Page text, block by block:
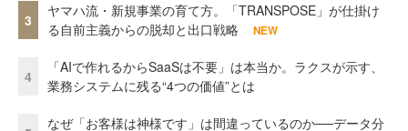
3
ヤマハ流・新規事業の育て方。「TRANSPOSE」が仕掛け
る自前主義からの脱却と出口戦略
NEW
4
「AIで作れるからSaaSは不要」は本当か。ラクスが示す、
業務システムに残る“4つの価値”とは
なぜ「お客様は神様です」は間違っているのか──データ分